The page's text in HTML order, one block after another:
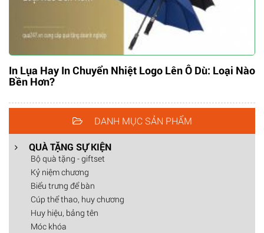
In Lụa Hay In Chuyển Nhiệt Logo Lên Ô Dù: Loại Nào
Bền Hơn?
DANH MỤC SẢN PHẨM
QUÀ TẶNG SỰ KIỆN
Bộ quà tặng - giftset
Kỷ niệm chương
Biểu trưng để bàn
Cúp thể thao, huy chương
Huy hiệu, bảng tên
Móc khóa